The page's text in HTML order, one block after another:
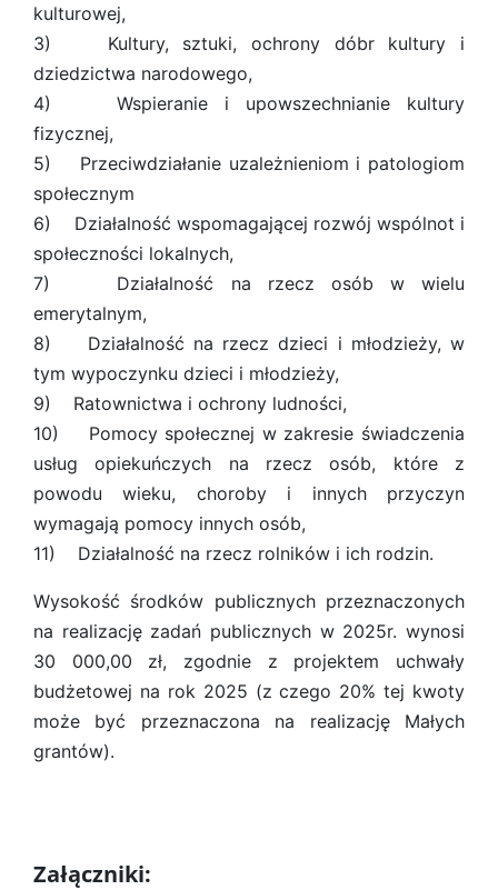
kulturowej,
3) Kultury, sztuki, ochrony dóbr kultury i
dziedzictwa narodowego,
4) Wspieranie i upowszechnianie kultury
fizycznej,
5) Przeciwdziałanie uzależnieniom i patologiom
społecznym
6) Działalność wspomagającej rozwój wspólnot i
społeczności lokalnych,
7) Działalność na rzecz osób w wielu
emerytalnym,
8) Działalność na rzecz dzieci i młodzieży, w
tym wypoczynku dzieci i młodzieży,
9) Ratownictwa i ochrony ludności,
10) Pomocy społecznej w zakresie świadczenia
usług opiekuńczych na rzecz osób, które z
powodu wieku, choroby i innych przyczyn
wymagają pomocy innych osób,
11) Działalność na rzecz rolników i ich rodzin.
Wysokość środków publicznych przeznaczonych
na realizację zadań publicznych w 2025r. wynosi
30 000,00 zł, zgodnie z projektem uchwały
budżetowej na rok 2025 (z czego 20% tej kwoty
może być przeznaczona na realizację Małych
grantów).
Załączniki: